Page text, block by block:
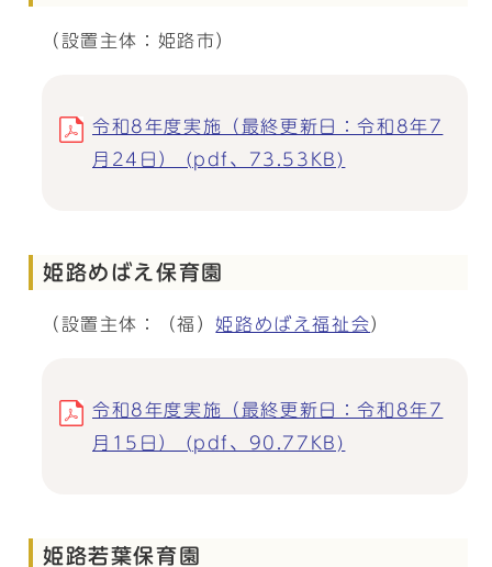
（設置主体：姫路市）
令和8年度実施（最終更新日：令和8年7
月24日） (pdf、73.53KB)
姫路めばえ保育園
（設置主体：（福）姫路めばえ福祉会）
令和8年度実施（最終更新日：令和8年7
月15日） (pdf、90.77KB)
姫路若葉保育園